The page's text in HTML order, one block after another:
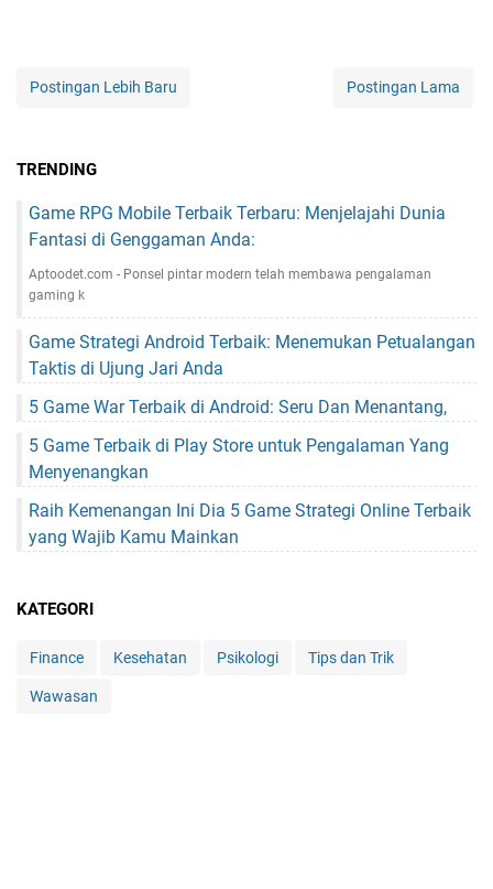
Postingan Lebih Baru Postingan Lama
TRENDING
Game RPG Mobile Terbaik Terbaru: Menjelajahi Dunia
Fantasi di Genggaman Anda:
Aptoodet.com - Ponsel pintar modern telah membawa pengalaman
gaming k
Game Strategi Android Terbaik: Menemukan Petualangan
Taktis di Ujung Jari Anda
5 Game War Terbaik di Android: Seru Dan Menantang,
5 Game Terbaik di Play Store untuk Pengalaman Yang
Menyenangkan
Raih Kemenangan Ini Dia 5 Game Strategi Online Terbaik
yang Wajib Kamu Mainkan
KATEGORI
Finance Kesehatan Psikologi Tips dan Trik
Wawasan